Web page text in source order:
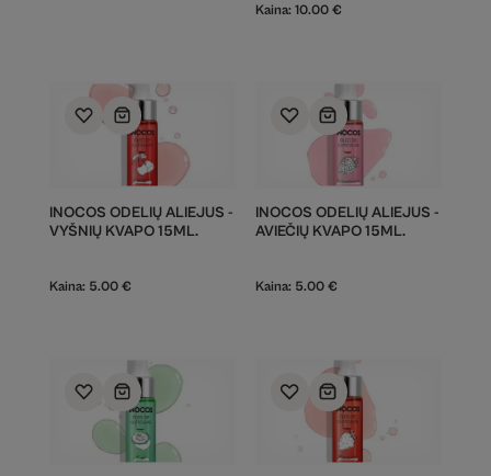
Kaina: 10.00 €
INOCOS ODELIŲ ALIEJUS -
VYŠNIŲ KVAPO 15ML.
Kaina: 5.00 €
INOCOS ODELIŲ ALIEJUS -
AVIEČIŲ KVAPO 15ML.
Kaina: 5.00 €